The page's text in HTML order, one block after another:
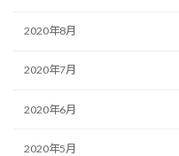
2020年8月
2020年7月
2020年6月
2020年5月